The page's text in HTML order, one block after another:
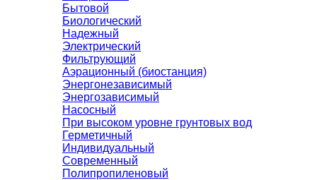
Бытовой
Биологический
Надежный
Электрический
Фильтрующий
Аэрационный (биостанция)
Энергонезависимый
Энергозависимый
Насосный
При высоком уровне грунтовых вод
Герметичный
Индивидуальный
Современный
Полипропиленовый